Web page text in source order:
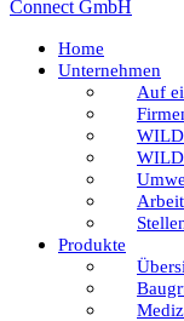
Home
Unternehmen
Auf
Produkte